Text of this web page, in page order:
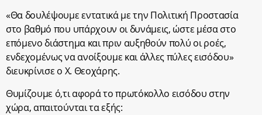
«Θα δουλέψουμε εντατικά με την Πολιτική Προστασία
στο βαθμό που υπάρχουν οι δυνάμεις, ώστε μέσα στο
επόμενο διάστημα και πριν αυξηθούν πολύ οι ροές,
ενδεχομένως να ανοίξουμε και άλλες πύλες εισόδου»
διευκρίνισε ο Χ. Θεοχάρης.
Θυμίζουμε ό,τι αφορά το πρωτόκολλο εισόδου στην
χώρα, απαιτούνται τα εξής: